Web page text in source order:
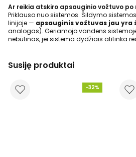
Ar reikia atskiro apsauginio vožtuvo
Priklauso nuo sistemos. Šildymo
linijoje — apsauginis vožtuvas jau yra
analogas). Geriamojo vandens
nebūtinas, jei sistema dydžiais atitinka
Susiję produktai
-32%